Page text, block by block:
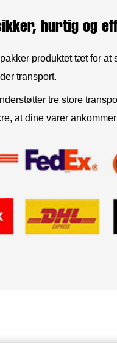
hurtig og
produktet tæt for at
transport.
tre store
at dine varer